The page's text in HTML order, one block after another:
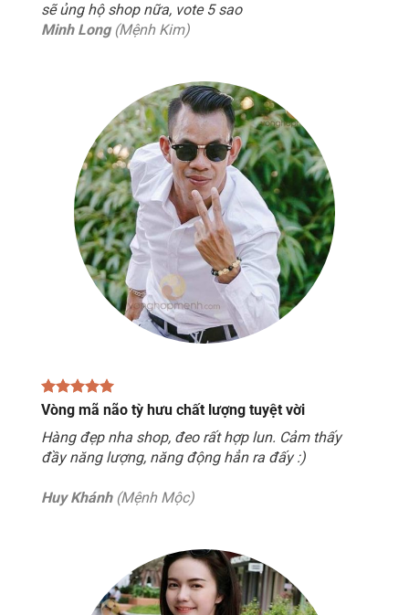
sẽ ủng hộ shop nữa, vote 5 sao
Minh Long (Mệnh Kim)
Vòng mã não tỳ hưu chất lượng tuyệt vời
Hàng đẹp nha shop, đeo rất hợp lun. Cảm thấy
đầy năng lượng, năng động hẳn ra đấy :)
Huy Khánh(Mệnh Mộc)